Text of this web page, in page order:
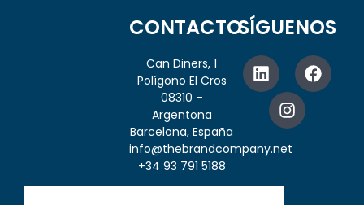
CONTACTO
Can Diners, 1
Polígono El Cros
08310 –
Argentona
Barcelona, España
info@thebrandcompany.net
+34 93 791 5188
SÍGUENOS